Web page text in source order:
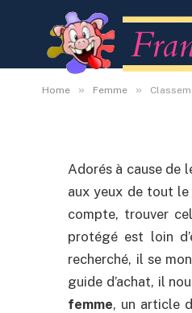
Home » Femme »
By Administrateur
Adorés à cause de
aux yeux de tout
compte, trouver
protégé est loin
recherché, il se
guide d’achat, il
femme, un article